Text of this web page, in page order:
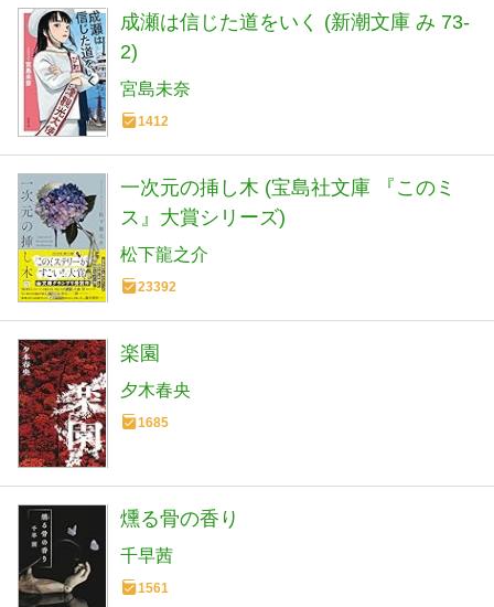
成瀬は信じた道をいく (新潮文庫 み 73-
2)
宮島未奈
1412
一次元の挿し木 (宝島社文庫 『このミ
ス』大賞シリーズ)
松下龍之介
23392
楽園
夕木春央
1685
燻る骨の香り
千早茜
1561